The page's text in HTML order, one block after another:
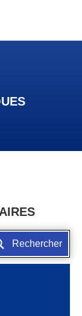
Rechercher